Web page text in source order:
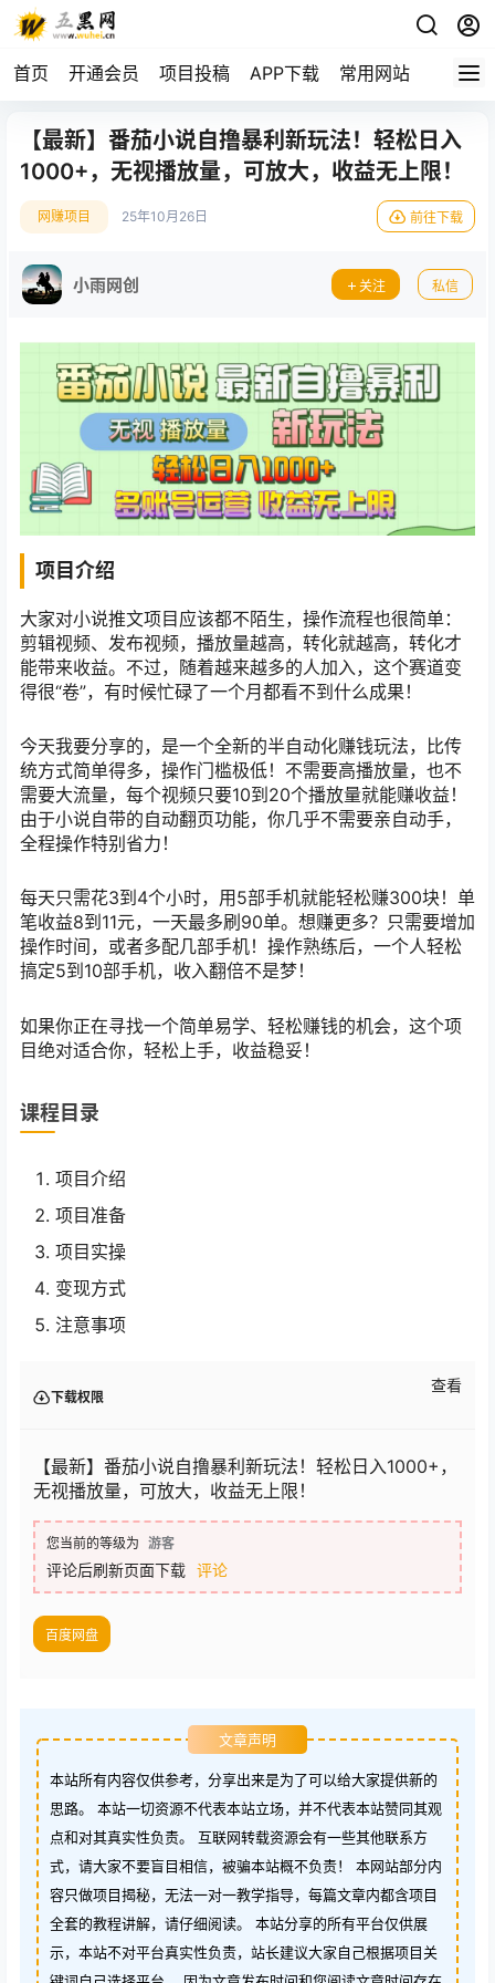
首页 开通会员 项目投稿 APP下载 常用网站
【最新】番茄小说自撸暴利新玩法！轻松日入
1000+，无视播放量，可放大，收益无上限！
网赚项目 25年10月26日 前往下载
小雨网创 关注 私信
项目介绍
大家对小说推文项目应该都不陌生，操作流程也很简单：
剪辑视频、发布视频，播放量越高，转化就越高，转化才
能带来收益。不过，随着越来越多的人加入，这个赛道变
得很“卷”，有时候忙碌了一个月都看不到什么成果！
今天我要分享的，是一个全新的半自动化赚钱玩法，比传
统方式简单得多，操作门槛极低！不需要高播放量，也不
需要大流量，每个视频只要10到20个播放量就能赚收益！
由于小说自带的自动翻页功能，你几乎不需要亲自动手，
全程操作特别省力！
每天只需花3到4个小时，用5部手机就能轻松赚300块！单
笔收益8到11元，一天最多刷90单。想赚更多？只需要增加
操作时间，或者多配几部手机！操作熟练后，一个人轻松
搞定5到10部手机，收入翻倍不是梦！
如果你正在寻找一个简单易学、轻松赚钱的机会，这个项
目绝对适合你，轻松上手，收益稳妥！
课程目录
项目介绍
项目准备
项目实操
变现方式
注意事项
下载权限
查看
【最新】番茄小说自撸暴利新玩法！轻松日入1000+，
无视播放量，可放大，收益无上限！
您当前的等级为 游客
评论后刷新页面下载 评论
百度网盘
文章声明
本站所有内容仅供参考，分享出来是为了可以给大家提供新的
思路。 本站一切资源不代表本站立场，并不代表本站赞同其观
点和对其真实性负责。 互联网转载资源会有一些其他联系方
式，请大家不要盲目相信，被骗本站概不负责！ 本网站部分内
容只做项目揭秘，无法一对一教学指导，每篇文章内都含项目
全套的教程讲解，请仔细阅读。 本站分享的所有平台仅供展
示，本站不对平台真实性负责，站长建议大家自己根据项目关